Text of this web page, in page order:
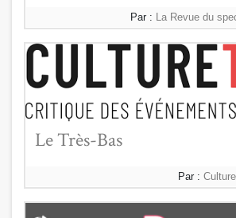
Par : La Revue du
Le Très-Bas
Par :